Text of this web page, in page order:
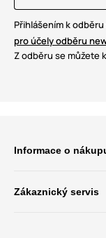
Přihlášením k
pro účely odběru
Z odběru se můžete
Informace o
Zákaznický servis